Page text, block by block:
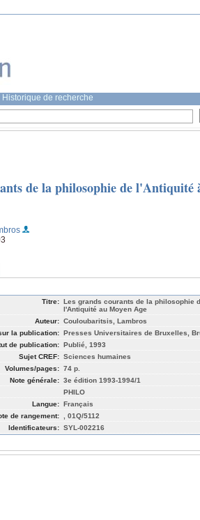
Historique de recherche
de la philosophie de
Titre: Les grands courants de la philosophie
l'Antiquité au Moyen Age
Auteur: Couloubaritsis, Lambros
la publication: Presses Universitaires de Bruxelles,
de publication: Publié, 1993
Sujet CREF: Sciences humaines
Volumes/pages: 74 p.
Note générale: 3e édition 1993-1994/1
PHILO
Langue: Français
de rangement:
, 01Q/5112
Identificateurs: SYL-002216